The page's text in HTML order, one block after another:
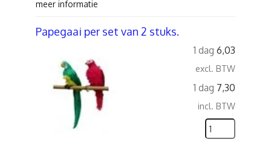
meer informatie
Papegaai per set van 2 stuks.
1 dag 6,03
excl. BTW
1 dag 7,30
incl. BTW